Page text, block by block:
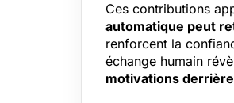
Ces contributions
automatique peut
renforcent la
échange humain
motivations